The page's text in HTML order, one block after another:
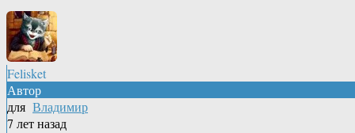
Felisket
Автор
для Владимир
7 лет назад